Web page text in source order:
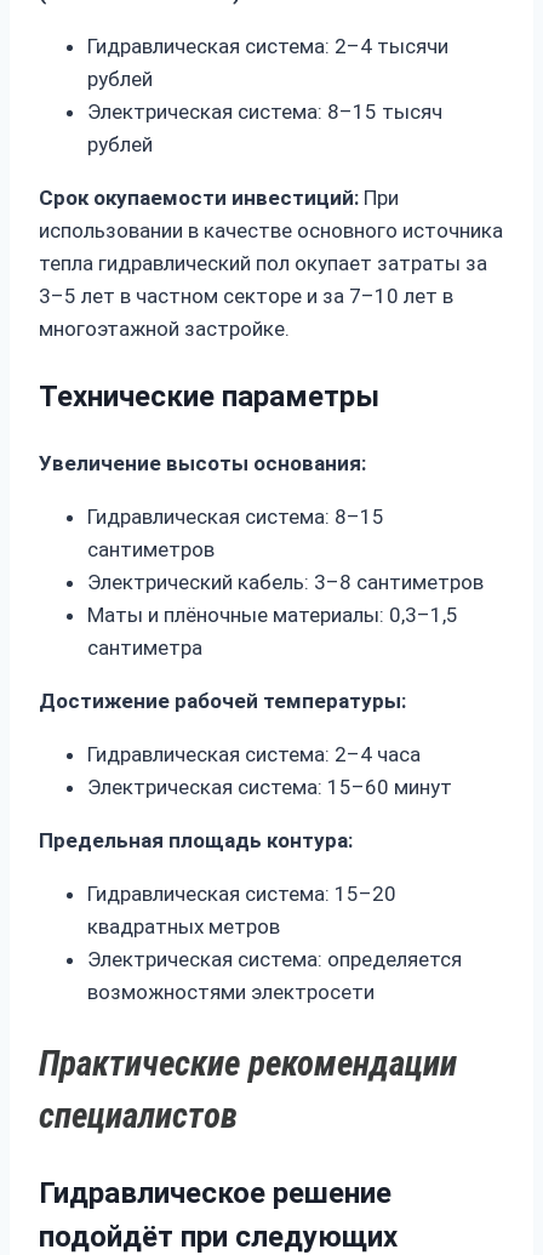
Гидравлическая система: 2–4 тысячи
рублей
Электрическая система: 8–15 тысяч
рублей
Срок окупаемости инвестиций: При
использовании в качестве основного источника
тепла гидравлический пол окупает затраты за
3–5 лет в частном секторе и за 7–10 лет в
многоэтажной застройке.
Технические параметры
Увеличение высоты основания:
Гидравлическая система: 8–15
сантиметров
Электрический кабель: 3–8 сантиметров
Маты и плёночные материалы: 0,3–1,5
сантиметра
Достижение рабочей температуры:
Гидравлическая система: 2–4 часа
Электрическая система: 15–60 минут
Предельная площадь контура:
Гидравлическая система: 15–20
квадратных метров
Электрическая система: определяется
возможностями электросети
Практические рекомендации
специалистов
Гидравлическое решение
подойдёт при следующих